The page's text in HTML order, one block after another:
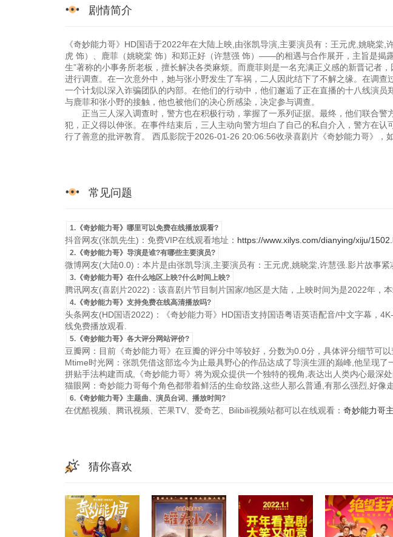
剧情简介
《奇妙能力哥》HD国语于2022年在大陆上映,由张凯导演,主要演员有：王元虎,姚
虎 饰）、鹿菲（姚晓棠 饰）和郑正好（许慧强 饰）——的相遇与合作展开，主旨是揭
生”著称的小事务所老板，擅长解决各类麻烦。而鹿菲则是一名充满正义感的新晋记者
进行调查。在一次意外中，她与张小野发生了车祸，二人因此结下了不解之缘。在调查
一个计划以深入诈骗团队的内部。在他们的行动中，他们邂逅了正在直播的十八线演员
与鹿菲和张小野的接触，他也被他们的决心所感染，决定参与调查。
正当三人深入调查时，警方也在积极行动，掌握了一系列证据。最终，他们联合警
犯，正义得以伸张。在事件结束后，三人主动向警方坦白了自己的私自介入，警方在
行了善意的批评教育。 西瓜影院于2026-01-26 20:06:56收录喜剧片《奇妙能力哥》，
常见问题
1.《奇妙能力哥》哪里可以免费在线播放观看?
抖音网友(张凯先生)：免费VIP在线观看地址： https://www.xilys.com/dianying/xiju/
2.《奇妙能力哥》导演是谁?有哪些主要演员?
微博网友(大陆0.0)：本片是由张凯导演,主要演员有：王元虎,姚晓棠,许慧强.影片故事紧
3.《奇妙能力哥》在什么地区上映?什么时间上映?
腾讯网友(喜剧片2022)：该喜剧片节目制片国家/地区是大陆，上映时间为是2022年，
4.《奇妙能力哥》支持免费在线高清播放吗?
头条网友(HD国语2022)：《奇妙能力哥》HD国语支持国语粤语英语配音/中文字幕，
线免费播放观看.
5.《奇妙能力哥》各大评分网站评价?
豆瓣网：目前《奇妙能力哥》在豆瓣的评分中等较好，分数为0.0分，具体评分细节可以
Mtime时光网：张凯凭借这部迄今为止最具野心的作品达成了导演生涯的巅峰,他呈现
拼贴手法构建而成,《奇妙能力哥》将为观众提供一个独特的视角,表达出人类内心最深处
猫眼网：奇妙能力哥每个角色都带着鲜活的生命纹路,这些人那么普通,有那么强烈,好像
6.《奇妙能力哥》主题曲、演员台词、播放时间?
在优酷视频、腾讯视频、芒果TV、爱奇艺、Bilibili视频站都可以在线观看： 奇妙能力哥
猜你喜欢